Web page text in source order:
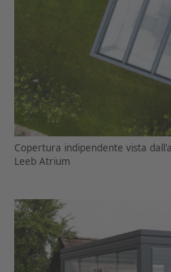
Copertura indipendente vista
Leeb Atrium